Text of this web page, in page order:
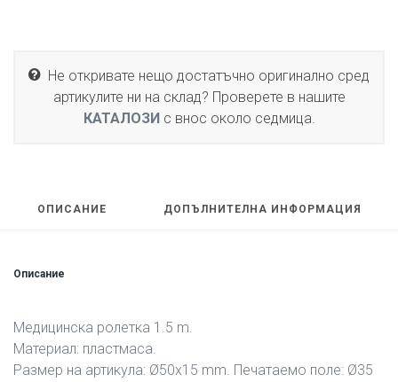
Не откривате нещо достатъчно оригинално сред
артикулите ни на склад? Проверете в нашите
КАТАЛОЗИс внос около седмица.
ОПИСАНИЕ ДОПЪЛНИТЕЛНА ИНФОРМАЦИЯ
Описание
Медицинска ролетка 1.5 m.
Материал: пластмаса.
Размер на артикула: Ø50х15 mm. Печатаемо поле: Ø35